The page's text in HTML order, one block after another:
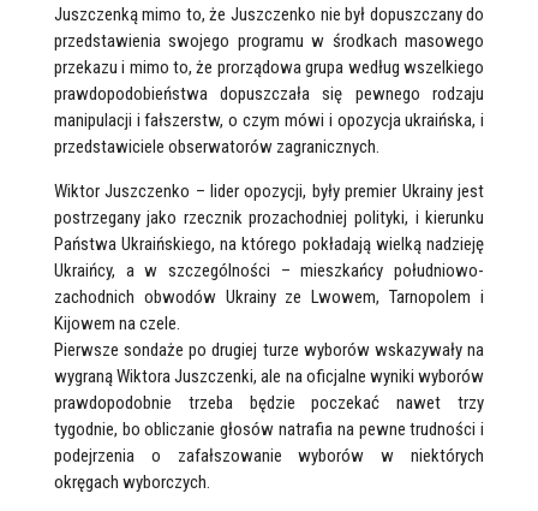
Juszczenką mimo to, że Juszczenko nie był dopuszczany do
przedstawienia swojego programu w środkach masowego
przekazu i mimo to, że prorządowa grupa według wszelkiego
prawdopodobieństwa dopuszczała się pewnego rodzaju
manipulacji i fałszerstw, o czym mówi i opozycja ukraińska, i
przedstawiciele obserwatorów zagranicznych.
Wiktor Juszczenko – lider opozycji, były premier Ukrainy jest
postrzegany jako rzecznik prozachodniej polityki, i kierunku
Państwa Ukraińskiego, na którego pokładają wielką nadzieję
Ukraińcy, a w szczególności – mieszkańcy południowo-
zachodnich obwodów Ukrainy ze Lwowem, Tarnopolem i
Kijowem na czele.
Pierwsze sondaże po drugiej turze wyborów wskazywały na
wygraną Wiktora Juszczenki, ale na oficjalne wyniki wyborów
prawdopodobnie trzeba będzie poczekać nawet trzy
tygodnie, bo obliczanie głosów natrafia na pewne trudności i
podejrzenia o zafałszowanie wyborów w niektórych
okręgach wyborczych.